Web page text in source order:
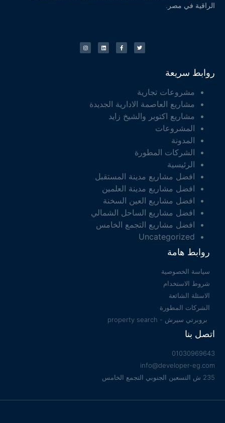
الراقية في مصر.
روابط سريعة
مشروعات تجارية
مشاريع العاصمة الادارية الجديدة
مشاريع اكتوبر والشيخ زايد
المشروعات
المدونة
الشركات المطورة
الرئيسية
افضل مشاريع مدينة المستقبل
افضل مشاريع مدينة العلمين
افضل مشاريع العين السخنة
افضل مشاريع الساحل الشمالي
افضل مشاريع التجمع الخامس
Uncategorized
روابط هامة
سياسة الخصوصية
شروط الاستخدام
الاسئلة الشائعة
الشركات المطورة
بروبرتي سيرش - property search
اتصل بنا
01030969643
info@developer-eg.com
235 ش التسعين الجنوبي التجمع الخامس